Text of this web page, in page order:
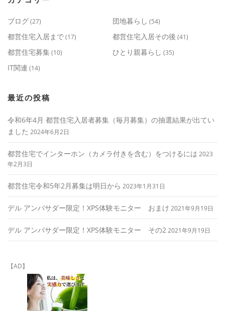
ブログ(27) 団地暮らし (54)
都営住宅入居まで(17) 都営住宅入居その後 (41)
都営住宅募集(10) ひとり親暮らし (35)
IT関連 (14)
最近の投稿
令和6年4月 都営住宅入居者募集（毎月募集）の抽選結果が出てい
ました 2024年6月2日
都営住宅でインターホン（カメラ付きを含む）をつけるには 2023
年2月3日
都営住宅令和5年2月募集は明日から 2023年1月31日
デル アンバサダー限定！XPS体験モニター おまけ 2021年9月19日
デル アンバサダー限定！XPS体験モニター その22021年9月19日
【AD】